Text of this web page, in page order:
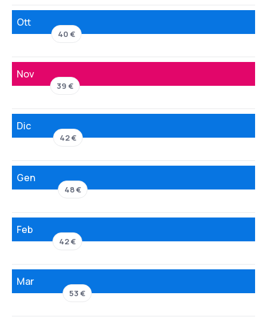
Ott
40 €
Nov
39 €
Dic
42 €
Gen
48 €
Feb
42 €
Mar
53 €